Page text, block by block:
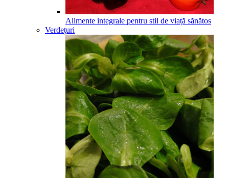
Alimente integrale pentru stil de viață sănătos
Verdețuri